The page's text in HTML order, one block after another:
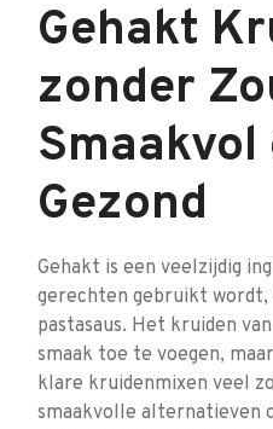
Gehakt
zonder
Smaakvol
Gezond
Gehakt is een veelzijdig
gerechten gebruikt
pastasaus. Het kruiden
smaak toe te voegen,
klare kruidenmixen veel
smaakvolle alternatieven